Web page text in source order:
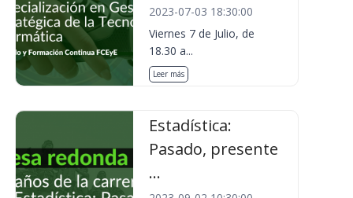
2023-07-03 18:30:00
Viernes 7 de Julio, de
18.30 a...
Leer más
Estadística:
Pasado, presente
...